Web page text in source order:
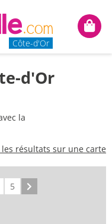
Côte-d'Or
Mon
d'Or
la
résultats sur une carte
5